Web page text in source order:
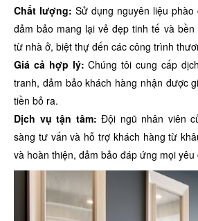
Chất lượng: Sử dụng nguyên liệu
đảm bảo mang lại vẻ đẹp tinh tế và
từ nhà ở, biệt thự đến các công trình
Giá cả hợp lý:Chúng tôi cung cấp
tranh, đảm bảo khách hàng nhận được
tiền bỏ ra.
Dịch vụ tận tâm: Đội ngũ nhân viên
sàng tư vấn và hỗ trợ khách hàng từ
và hoàn thiện, đảm bảo đáp ứng mọi yêu